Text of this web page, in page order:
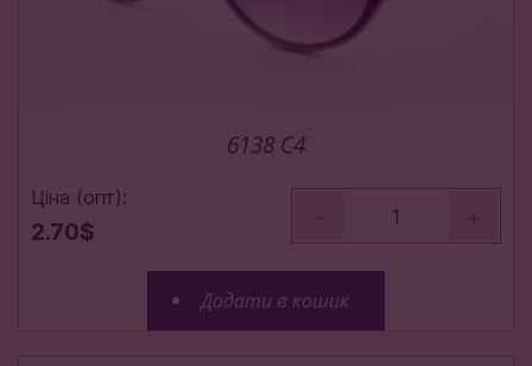
6138 C4
Ціна (опт):
2.70$
- +
Додати в кошик